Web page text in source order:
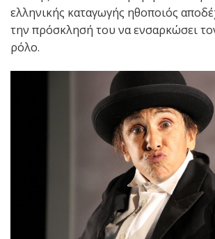
ελληνικής καταγωγής ηθοποιός
την πρόσκλησή του να ενσαρκώσει
ρόλο.